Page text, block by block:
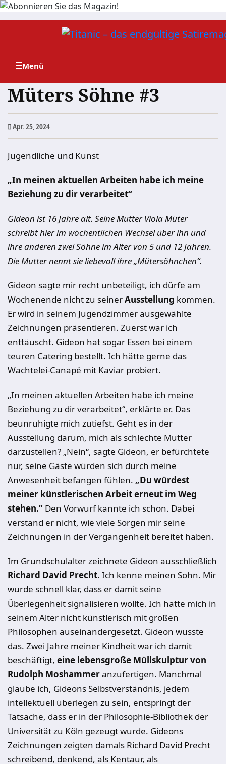
Zum
Müters Söhne #3
Apr. 25, 2024
Jugendliche und Kunst
„In meinen aktuellen Arbeiten habe ich meine
Beziehung zu dir verarbeitet“
Gideon ist 16 Jahre alt. Seine Mutter Viola Müter
schreibt hier im wöchentlichen Wechsel über ihn und
ihre anderen zwei Söhne im Alter von 5 und 12 Jahren.
Die Mutter nennt sie liebevoll ihre „Mütersöhnchen“.
Gideon sagte mir recht unbeteiligt, ich dürfe am
Wochenende nicht zu seinerAusstellung kommen.
Er wird in seinem Jugendzimmer ausgewählte
Zeichnungen präsentieren. Zuerst war ich
enttäuscht. Gideon hat sogar Essen bei einem
teuren Catering bestellt. Ich hätte gerne das
Wachtelei-Canapé mit Kaviar probiert.
„In meinen aktuellen Arbeiten habe ich meine
Beziehung zu dir verarbeitet“, erklärte er. Das
beunruhigte mich zutiefst. Geht es in der
Ausstellung darum, mich als schlechte Mutter
darzustellen? „Nein“, sagte Gideon, er befürchtete
nur, seine Gäste würden sich durch meine
Anwesenheit befangen fühlen. „Du würdest
meiner künstlerischen Arbeit erneut im Weg
stehen.“ Den Vorwurf kannte ich schon. Dabei
verstand er nicht, wie viele Sorgen mir seine
Zeichnungen in der Vergangenheit bereitet haben.
Im Grundschulalter zeichnete Gideon ausschließlich
Richard David Precht. Ich kenne meinen Sohn. Mir
wurde schnell klar, dass er damit seine
Überlegenheit signalisieren wollte. Ich hatte mich in
seinem Alter nicht künstlerisch mit großen
Philosophen auseinandergesetzt. Gideon wusste
das. Zwei Jahre meiner Kindheit war ich damit
beschäftigt, eine lebensgroße Müllskulptur von
Rudolph Moshammeranzufertigen. Manchmal
glaube ich, Gideons Selbstverständnis, jedem
intellektuell überlegen zu sein, entspringt der
Tatsache, dass er in der Philosophie-Bibliothek der
Universität zu Köln gezeugt wurde. Gideons
Zeichnungen zeigten damals Richard David Precht
schreibend, denkend, als Kentaur, als